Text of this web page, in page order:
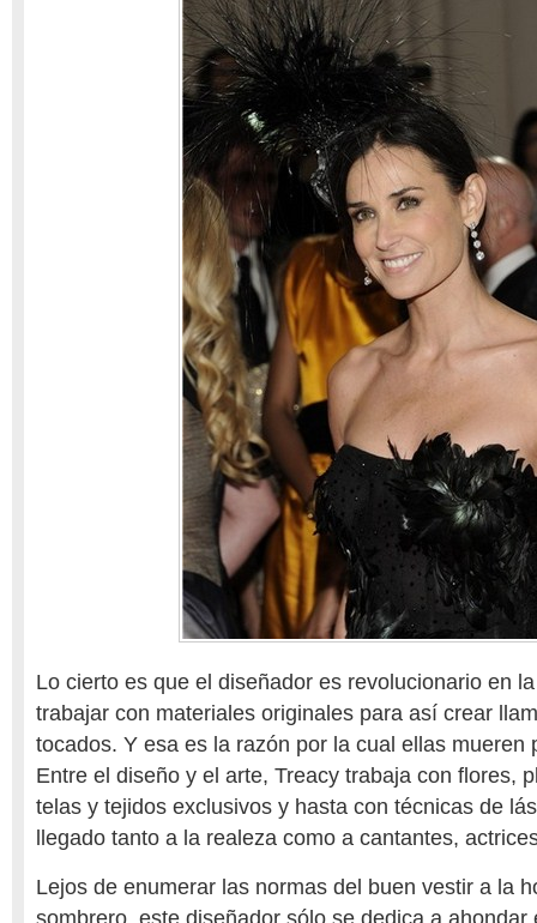
Lo cierto es que el diseñador es revolucionario en
trabajar con materiales originales para así crear
tocados. Y esa es la razón por la cual ellas mueren
Entre el diseño y el arte, Treacy trabaja con flores,
telas y tejidos exclusivos y hasta con técnicas de
llegado tanto a la realeza como a cantantes,
Lejos de enumerar las normas del buen vestir a la
sombrero, este diseñador sólo se dedica a ahondar